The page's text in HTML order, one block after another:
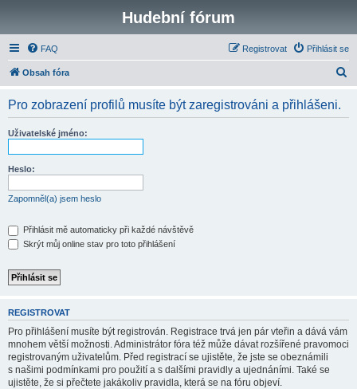
Hudební fórum
FAQ Přihlásit se
Registrovat
Obsah fóra
Pro zobrazení profilů musíte být zaregistrováni a přihlášeni.
Uživatelské jméno:
Heslo:
Zapomněl(a) jsem heslo
Přihlásit mě automaticky při každé návštěvě
Skrýt můj online stav pro toto přihlášení
REGISTROVAT
Pro přihlášení musíte být registrován. Registrace trvá jen pár vteřin a dává vám
mnohem větší možnosti. Administrátor fóra též může dávat rozšířené pravomoci
registrovaným uživatelům. Před registrací se ujistěte, že jste se obeznámili
s našimi podmínkami pro použití a s dalšími pravidly a ujednáními. Také se
ujistěte, že si přečtete jakákoliv pravidla, která se na fóru objeví.